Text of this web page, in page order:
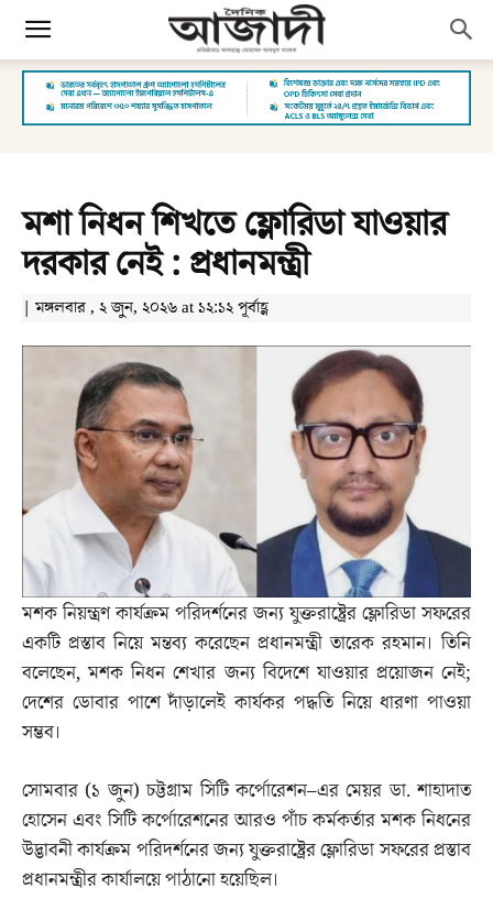
মশা নিধন শিখতে ফ্লোরিডা যাওয়ার
দরকার নেই : প্রধানমন্ত্রী
| মঙ্গলবার , ২ জুন, ২০২৬ at ১২:১২ পূর্বাহ্ণ
মশক নিয়ন্ত্রণ কার্যক্রম পরিদর্শনের জন্য যুক্তরাষ্ট্রের ফ্লোরিডা সফরের
একটি প্রস্তাব নিয়ে মন্তব্য করেছেন প্রধানমন্ত্রী তারেক রহমান। তিনি
বলেছেন, মশক নিধন শেখার জন্য বিদেশে যাওয়ার প্রয়োজন নেই;
দেশের ডোবার পাশে দাঁড়ালেই কার্যকর পদ্ধতি নিয়ে ধারণা পাওয়া
সম্ভব।
সোমবার (১ জুন) চট্টগ্রাম সিটি কর্পোরেশন–এর মেয়র ডা. শাহাদাত
হোসেন এবং সিটি কর্পোরেশনের আরও পাঁচ কর্মকর্তার মশক নিধনের
উদ্ভাবনী কার্যক্রম পরিদর্শনের জন্য যুক্তরাষ্ট্রের ফ্লোরিডা সফরের প্রস্তাব
প্রধানমন্ত্রীর কার্যালয়ে পাঠানো হয়েছিল।